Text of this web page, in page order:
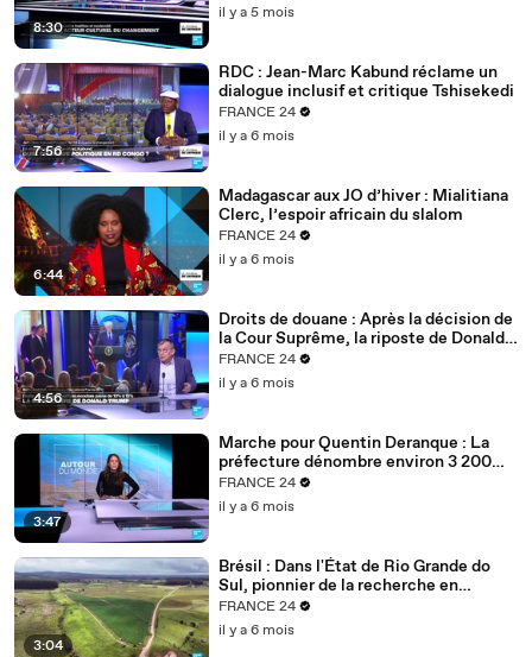
8:30
il y a 5 mois
7:56
RDC : Jean-Marc Kabund réclame un
dialogue inclusif et critique Tshisekedi
FRANCE 24
il y a 6 mois
6:44
Madagascar aux JO d’hiver : Mialitiana
Clerc, l’espoir africain du slalom
FRANCE 24
il y a 6 mois
4:56
Droits de douane : Après la décision de
la Cour Suprême, la riposte de Donald
Trump
FRANCE 24
il y a 6 mois
3:47
Marche pour Quentin Deranque : La
préfecture dénombre environ 3 200
personnes à Lyon
FRANCE 24
il y a 6 mois
3:04
Brésil : Dans l'État de Rio Grande do
Sul, pionnier de la recherche en
agriculture durable
FRANCE 24
il y a 6 mois